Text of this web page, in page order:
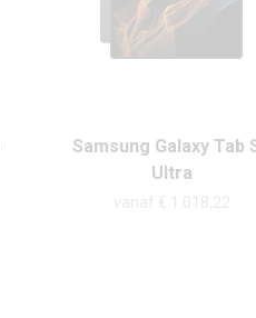
Samsung Galaxy Tab
Ultra